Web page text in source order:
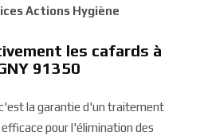
Actions Hygiène
les cafards à
91350
la garantie d'un traitement
pour l'élimination des